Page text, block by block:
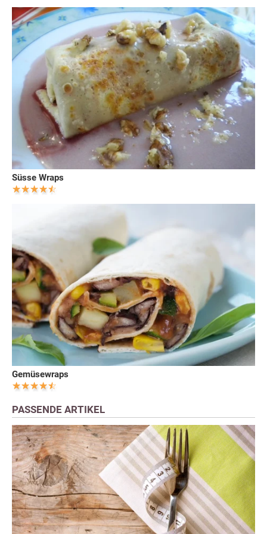
Süsse Wraps
Gemüsewraps
PASSENDE ARTIKEL